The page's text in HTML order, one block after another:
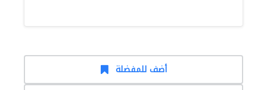
أضف للمفضلة